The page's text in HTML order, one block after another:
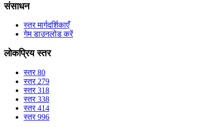
संसाधन
स्तर मार्गदर्शिकाएँ
गेम डाउनलोड करें
लोकप्रिय स्तर
स्तर 80
स्तर 279
स्तर 318
स्तर 338
स्तर 414
स्तर 996